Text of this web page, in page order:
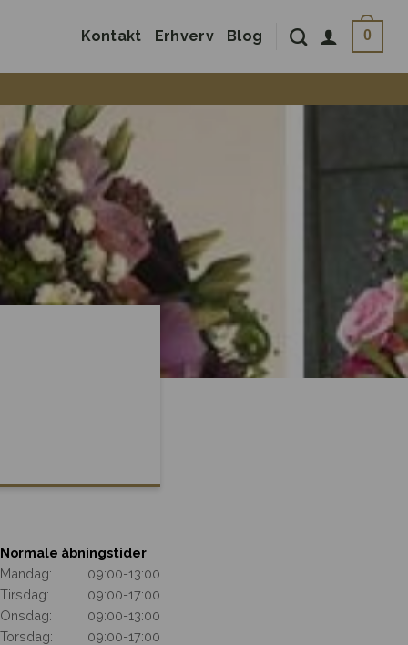
Kontakt Erhverv Blog 0
Normale åbningstider
Mandag:
09:00-13:00
Tirsdag:
09:00-17:00
Onsdag:
09:00-13:00
Torsdag:
09:00-17:00